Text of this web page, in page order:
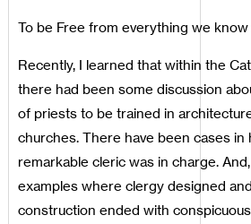
To be Free from everything we know
Recently, I learned that within the
there had been some discussion
of priests to be trained in
churches. There have been cases
remarkable cleric was in charge.
examples where clergy designed
construction ended with